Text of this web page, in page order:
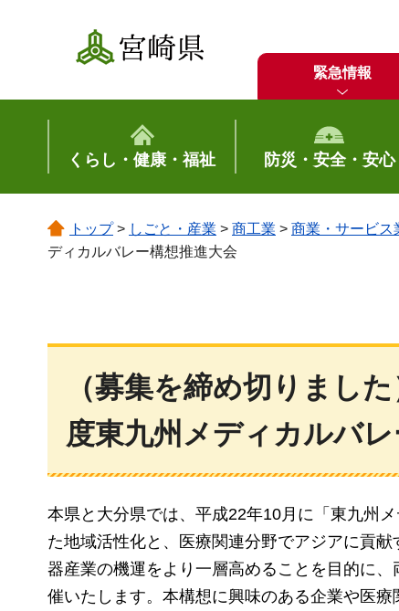
宮崎県
緊急情報
くらし・健康・福祉 防災・安全・安心
トップ> しごと・産業 > 商工業 > 商業・サービス
ディカルバレー構想推進大会
（募集を締め切りまし
度東九州メディカルバ
本県と大分県では、平成22年10月に「東九州
た地域活性化と、医療関連分野でアジアに貢
器産業の機運をより一層高めることを目的に
催いたします。本構想に興味のある企業や医